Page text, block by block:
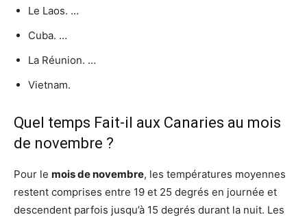
Le Laos. …
Cuba. …
La Réunion. …
Vietnam.
Quel temps Fait-il aux Canaries au mois
de novembre ?
Pour le mois de novembre, les températures moyennes
restent comprises entre 19 et 25 degrés en journée et
descendent parfois jusqu’à 15 degrés durant la nuit. Les